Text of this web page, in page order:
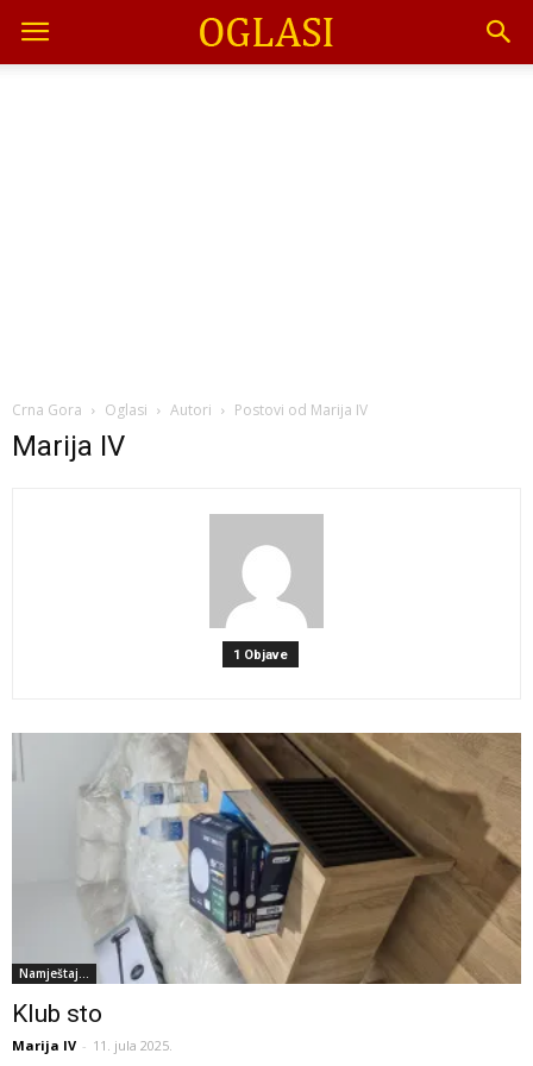
Crna Gora Oglasi Autori Postovi od Marija IV
Marija IV
1 Objave
Namještaj...
Klub sto
Marija IV - 11. jula 2025.